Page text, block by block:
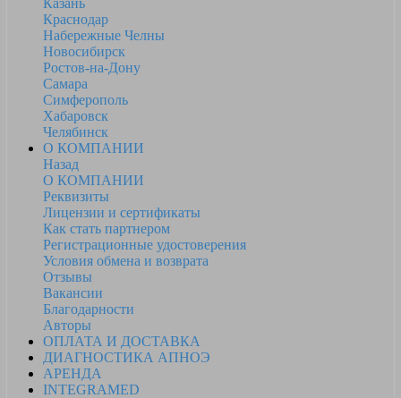
Казань
Краснодар
Набережные Челны
Новосибирск
Ростов-на-Дону
Самара
Симферополь
Хабаровск
Челябинск
О КОМПАНИИ
Назад
О КОМПАНИИ
Реквизиты
Лицензии и сертификаты
Как стать партнером
Регистрационные удостоверения
Условия обмена и возврата
Отзывы
Вакансии
Благодарности
Авторы
ОПЛАТА И ДОСТАВКА
ДИАГНОСТИКА АПНОЭ
АРЕНДА
INTEGRAMED